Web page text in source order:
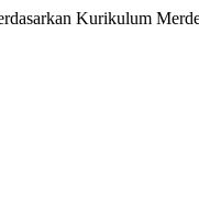
Kurikulum